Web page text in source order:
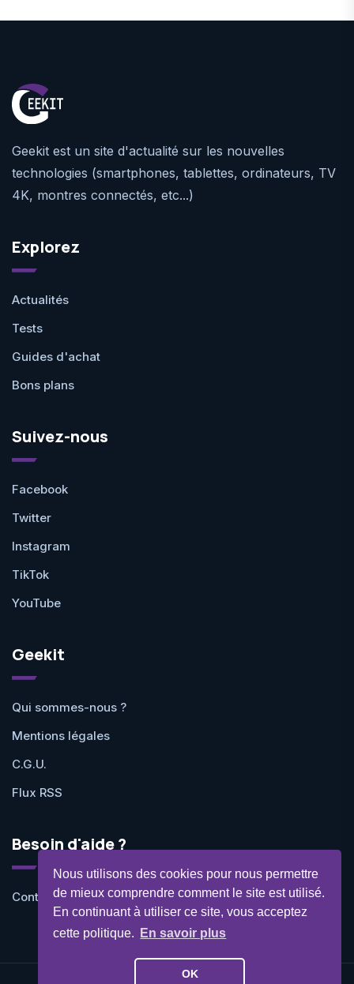
Nous utilisons des cookies pour nous permettre
de mieux comprendre comment le site est utilisé.
En continuant à utiliser ce site, vous acceptez
cette politique.
En savoir plus
OK
Geekit est un site d'actualité sur les nouvelles
technologies (smartphones, tablettes, ordinateurs, TV
4K, montres connectés, etc...)
Explorez
Actualités
Tests
Guides d'achat
Bons plans
Suivez-nous
Facebook
Twitter
Instagram
TikTok
YouTube
Geekit
Qui sommes-nous ?
Mentions légales
C.G.U.
Flux RSS
Besoin d'aide ?
Contactez-nous